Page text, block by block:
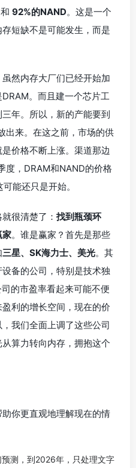
和 92%的NAND。这是一个
短缺不是可能发生，而是
然内存大厂们已经开始加
。而且建一个芯片工
年。所以，新的产能要到
出来。在这之前，市场的供
价格不断上涨。渠道那边
度，DRAM和NAND的价格
可能还只是开始。
很清楚了： 找到瓶颈环
家。谁是赢家？首先是那些
三星、SK海力士、美光。其
备的公司，特别是技术独
的市盈率看起来可能不便
利的增长空间，现在的价
我们全面上调了这些公司
算力转向内存，拥抱这个
你更直观地理解现在的情
预测，到2026年，只处理文字